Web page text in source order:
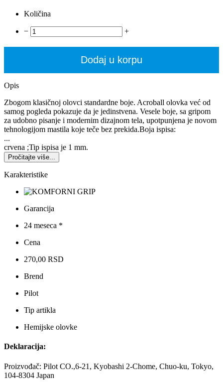
Količina
− +
Dodaj u korpu
Opis
Zbogom klasičnoj olovci standardne boje. Acroball olovka već od
samog pogleda pokazuje da je jedinstvena. Vesele boje, sa gripom
za udobno pisanje i modernim dizajnom tela, upotpunjena je novom
tehnologijom mastila koje teče bez prekida.Boja ispisa:
...
crvena ;Tip ispisa je 1 mm.
Pročitajte više...
Karakteristike
Garancija
24 meseca *
Cena
270,00 RSD
Brend
Pilot
Tip artikla
Hemijske olovke
Deklaracija:
Proizvođač: Pilot CO.,6-21, Kyobashi 2-Chome, Chuo-ku, Tokyo,
104-8304 Japan